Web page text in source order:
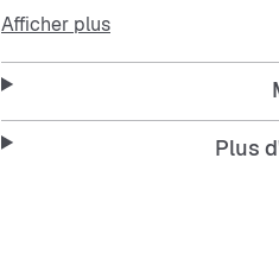
La coupe ample et la taille mi-
tendance. Confectionné en
agréable sur la peau.
Que tu sortes avec des amis
Afficher plus
Plus